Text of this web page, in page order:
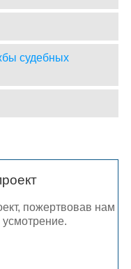
судебных
пожертвовав нам